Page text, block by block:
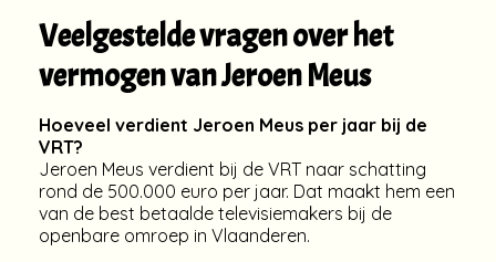
Veelgestelde vragen over het
vermogen van Jeroen Meus
Hoeveel verdient Jeroen Meus per jaar bij de
VRT?
Jeroen Meus verdient bij de VRT naar schatting
rond de 500.000 euro per jaar. Dat maakt hem een
van de best betaalde televisiemakers bij de
openbare omroep in Vlaanderen.